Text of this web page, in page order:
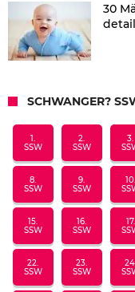
30
SCHWANGER?
1.
SSW
2.
SSW
3.
8.
SSW
9.
SSW
10.
15.
SSW
16.
SSW
17.
22.
SSW
23.
SSW